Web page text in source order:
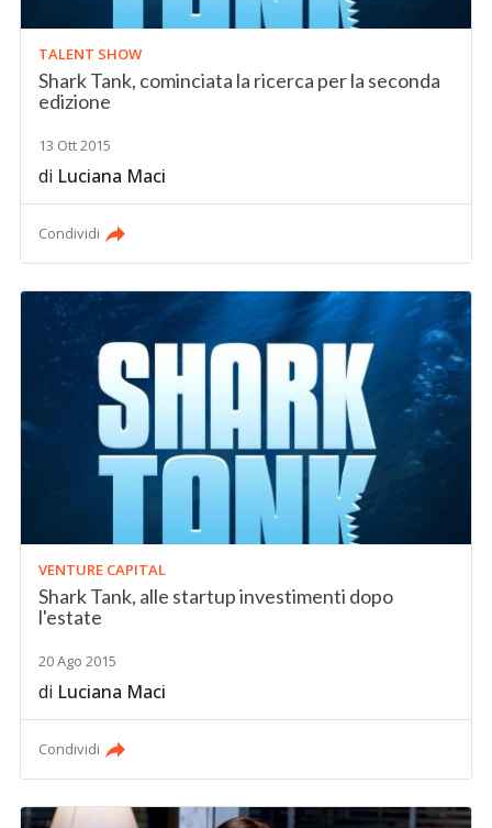
TALENT SHOW
Shark Tank, cominciata la ricerca per la seconda
edizione
13 Ott 2015
di Luciana Maci
Condividi
VENTURE CAPITAL
Shark Tank, alle startup investimenti dopo
l'estate
20 Ago 2015
di Luciana Maci
Condividi